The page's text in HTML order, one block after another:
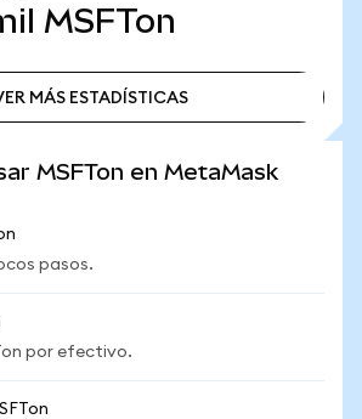
MSFTon
MÁS ESTADÍSTICAS
MSFTon en MetaMask
pasos.
por efectivo.